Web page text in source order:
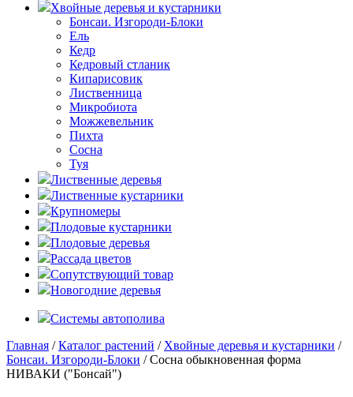
Хвойные деревья и кустарники
Бонсаи. Изгороди-Блоки
Ель
Кедр
Кедровый стланик
Кипарисовик
Лиственница
Микробиота
Можжевельник
Пихта
Сосна
Туя
Лиственные деревья
Лиственные кустарники
Крупномеры
Плодовые кустарники
Плодовые деревья
Рассада цветов
Сопутствующий товар
Новогодние деревья
Системы автополива
Главная /Каталог растений / Хвойные деревья и кустарники /
Бонсаи. Изгороди-Блоки / Сосна обыкновенная форма
НИВАКИ ("Бонсай")